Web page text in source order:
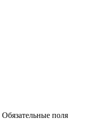
Обязательные поля